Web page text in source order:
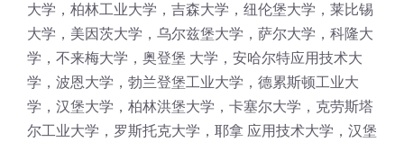
大学，柏林工业大学，吉森大学，纽伦堡大学，莱比锡
大学，美因茨大学，乌尔兹堡大学，萨尔大学，科隆大
学，不来梅大学，奥登堡 大学，安哈尔特应用技术大
学，波恩大学，勃兰登堡工业大学，德累斯顿工业大
学，汉堡大学，柏林洪堡大学，卡塞尔大学，克劳斯塔
尔工业大学，罗斯托克大学，耶拿 应用技术大学，汉堡